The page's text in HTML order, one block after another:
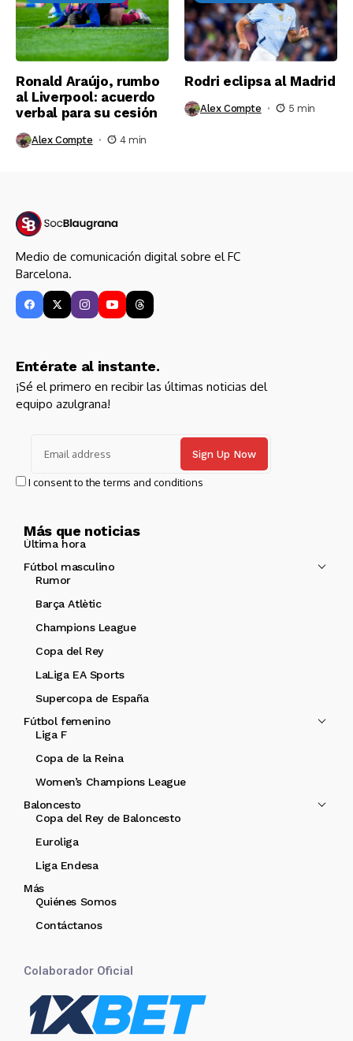
Ronald Araújo, rumbo
al Liverpool: acuerdo
verbal para su cesión
Alex Compte 4 min
Rodri eclipsa al Madrid
Alex Compte 5 min
Medio de comunicación digital sobre el FC
Barcelona.
Entérate al instante.
¡Sé el primero en recibir las últimas noticias del
equipo azulgrana!
I consent to the terms and conditions
Más que noticias
Última hora
Fútbol masculino
Rumor
Barça Atlètic
Champions League
Copa del Rey
LaLiga EA Sports
Supercopa de España
Fútbol femenino
Liga F
Copa de la Reina
Women’s Champions League
Baloncesto
Copa del Rey de Baloncesto
Euroliga
Liga Endesa
Más
Quiénes Somos
Contáctanos
Colaborador Oficial